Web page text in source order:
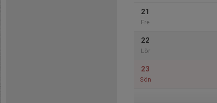
21
Fre
22
Lör
23
Sön